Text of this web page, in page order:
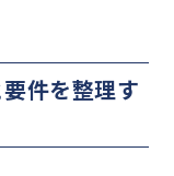
件を整理す